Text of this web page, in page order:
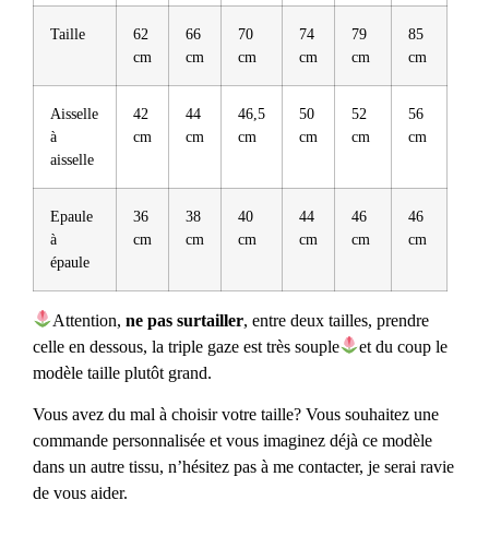
Taille
62
cm
66
cm
70
cm
74
cm
79
cm
85
cm
Aisselle
à
aisselle
42
cm
44
cm
46,5
cm
50
cm
52
cm
56
cm
Epaule
à
épaule
36
cm
38
cm
40
cm
44
cm
46
cm
46
cm
Attention,ne pas surtailler, entre deux tailles, prendre
celle en dessous, la triple gaze est très souple
et du coup le
modèle taille plutôt grand.
Vous avez du mal à choisir votre taille? Vous souhaitez une
commande personnalisée et vous imaginez déjà ce modèle
dans un autre tissu, n’hésitez pas à me contacter, je serai ravie
de vous aider.